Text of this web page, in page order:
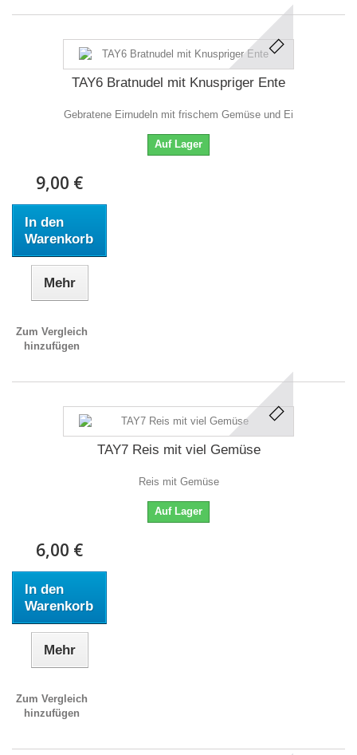
TAY6 Bratnudel mit Knuspriger Ente
Gebratene Eirnudeln mit frischem Gemüse und Ei
Auf Lager
9,00 €
In den
Warenkorb
Mehr
Zum Vergleich
hinzufügen
TAY7 Reis mit viel Gemüse
Reis mit Gemüse
Auf Lager
6,00 €
In den
Warenkorb
Mehr
Zum Vergleich
hinzufügen